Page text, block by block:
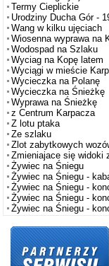
Termy Cieplickie
Urodziny Ducha Gór -
Wang w kilku ujęciach
Wiosenna wyprawa na
Wodospad na Szlaku
Wyciag na Kopę latem
Wyciągi w mieście
Wycieczka na Polanę
Wycieczka na Śnieżkę
Wyprawa na Śnieżkę
z Centrum Karpacza
Z lotu ptaka
Ze szlaku
Zlot zabytkowych
Zmieniajace się widoki
Żywiec na Śniegu
Żywiec na Śniegu -
Żywiec na Śniegu -
Żywiec na Śniegu -
Żywiec na Śniegu -